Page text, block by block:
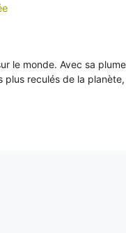
le monde. Avec sa
reculés de la